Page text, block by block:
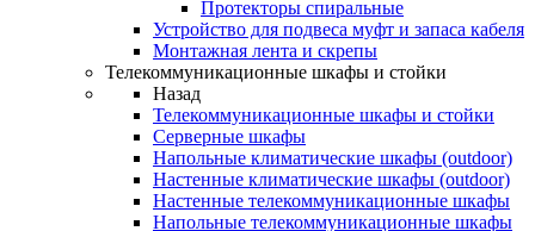
Протекторы спиральные
Устройство для подвеса муфт и запаса кабеля
Монтажная лента и скрепы
Телекоммуникационные шкафы и стойки
Назад
Телекоммуникационные шкафы и стойки
Серверные шкафы
Напольные климатические шкафы (outdoor)
Настенные климатические шкафы (outdoor)
Настенные телекоммуникационные шкафы
Напольные телекоммуникационные шкафы